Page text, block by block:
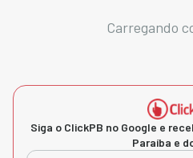
Carregando
Siga o ClickPB no Google e
Paraíba e